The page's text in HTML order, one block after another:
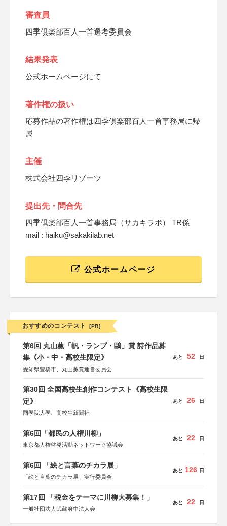
審査員
四季倶楽部百人一首選考委員会
結果発表
公式ホームページにて
著作権の扱い
応募作品の著作権は四季倶楽部百人一首事務局に帰
属
主催
株式会社四季リゾーツ
提出先・問合先
四季倶楽部百人一首事務局（サカキラボ） TR係
mail : haiku@sakakilab.net
公式ホームページ
おすすめのコンテスト [PR]
第6回 丸山薫「帆・ランプ・鷗」賞 詩作品募
集《小・中・高校生限定》
愛知県豊橋市、丸山薫賞運営委員会
あと 52 日
第30回 全国高校生創作コンテスト《高校生限
定》
國學院大學、高校生新聞社
あと 26 日
第6回「都民の人権川柳」
東京都人権啓発活動ネットワーク協議会
あと 22 日
第6回 「絵と言葉のチカラ展」
「絵と言葉のチカラ展」実行委員会
あと 126 日
第17回 「税金をテーマに川柳大募集！」
一般社団法人武蔵府中法人会
あと 22 日